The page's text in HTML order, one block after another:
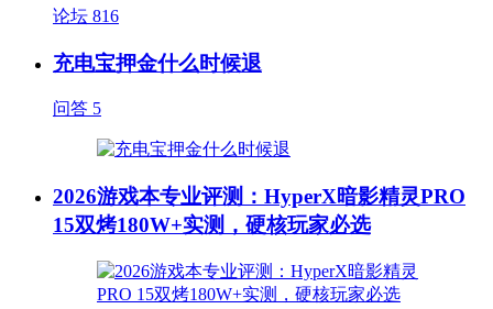
论坛 816
充电宝押金什么时候退
问答 5
2026游戏本专业评测：HyperX暗影精灵PRO
15双烤180W+实测，硬核玩家必选